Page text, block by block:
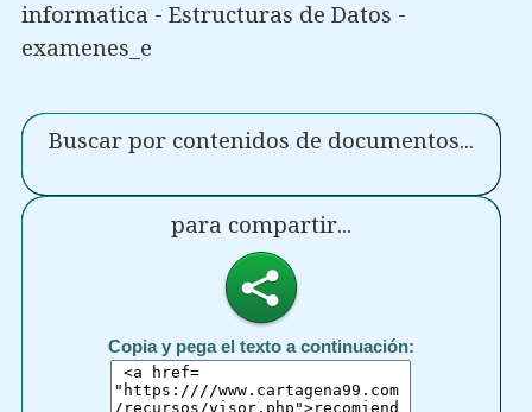
informatica - Estructuras de Datos -
examenes_e
Buscar por contenidos de documentos...
para compartir...
Copia y pega el texto a continuación: